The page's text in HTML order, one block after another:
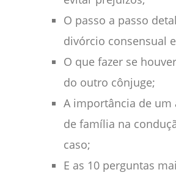
O passo a passo
divórcio consensual
O que fazer se
do outro cônjuge;
A importância de um
de família na
caso;
E as 10 perguntas